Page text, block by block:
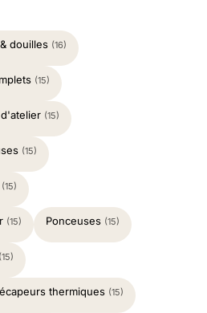
douilles (16)
(15)
(15)
(15)
(15)
(15) Ponceuses (15)
(15)
thermiques (15)